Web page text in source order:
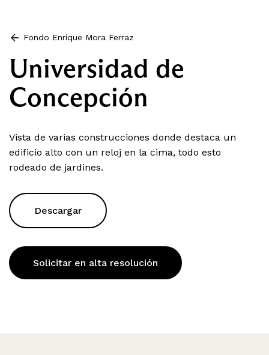
Fondo Enrique Mora Ferraz
Universidad de
Concepción
Vista de varias construcciones donde destaca un
edificio alto con un reloj en la cima, todo esto
rodeado de jardines.
Descargar
Solicitar en alta resolución